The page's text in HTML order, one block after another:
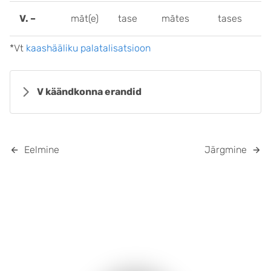
V. – māt(e) tase mātes tases
*Vt kaashääliku palatalisatsioon
V käändkonna erandid
Eelmine Järgmine